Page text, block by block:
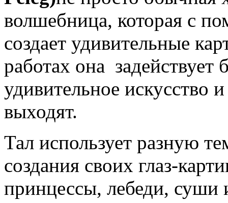
волшебница, которая с
создает удивительные
работах она задействует
удивительное искусство
выходят.
Тал использует разную
создания своих глаз-
принцессы, лебеди, суши